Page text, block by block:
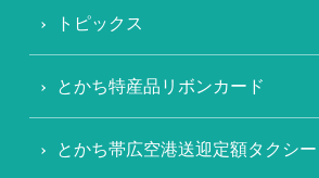
トピックス
とかち特産品リボンカード
とかち帯広空港送迎定額タクシー